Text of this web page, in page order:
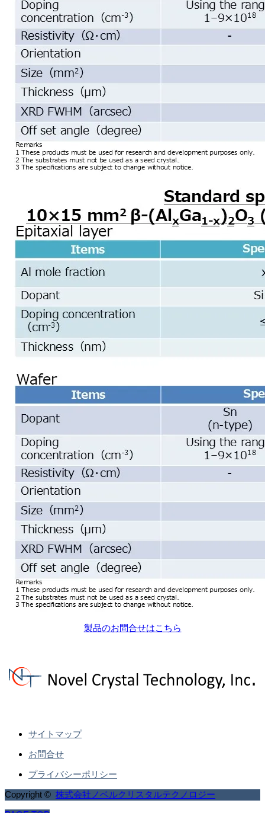
製品のお問合せはこちら
サイトマップ
お問合せ
プライバシーポリシー
Copyright © 株式会社ノベルクリスタルテクノロジー